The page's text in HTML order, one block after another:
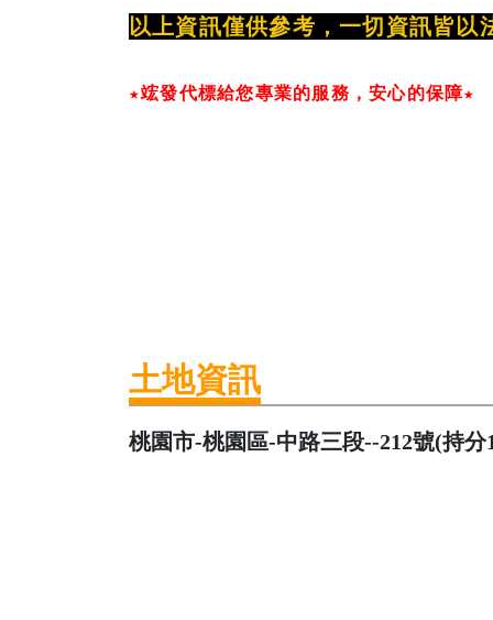
以上資訊僅供參考，一切資訊皆以
★竤發代標給您專業的服務，安心的保障★
土地資訊
桃園市-桃園區-中路三段--212號(持分